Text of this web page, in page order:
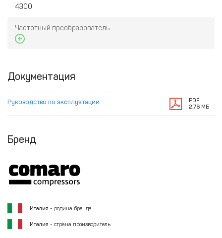
4300
Частотный преобразователь:
Документация
Руководство по эксплуатации
PDF
2.76 МБ
Бренд
Италия - родина бренда
Италия - страна производитель